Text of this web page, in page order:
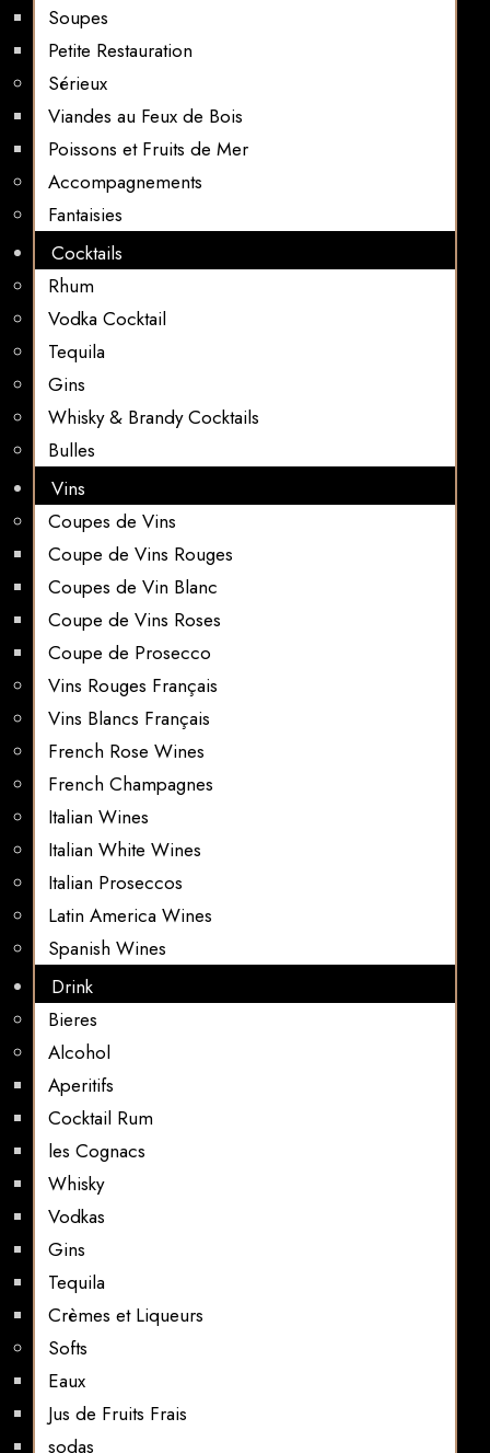
Soupes
Petite Restauration
Sérieux
Viandes au Feux de Bois
Poissons et Fruits de Mer
Accompagnements
Fantaisies
Cocktails
Rhum
Vodka Cocktail
Tequila
Gins
Whisky & Brandy Cocktails
Bulles
Vins
Coupes de Vins
Coupe de Vins Rouges
Coupes de Vin Blanc
Coupe de Vins Roses
Coupe de Prosecco
Vins Rouges Français
Vins Blancs Français
French Rose Wines
French Champagnes
Italian Wines
Italian White Wines
Italian Proseccos
Latin America Wines
Spanish Wines
Drink
Bieres
Alcohol
Aperitifs
Cocktail Rum
les Cognacs
Whisky
Vodkas
Gins
Tequila
Crèmes et Liqueurs
Softs
Eaux
Jus de Fruits Frais
sodas